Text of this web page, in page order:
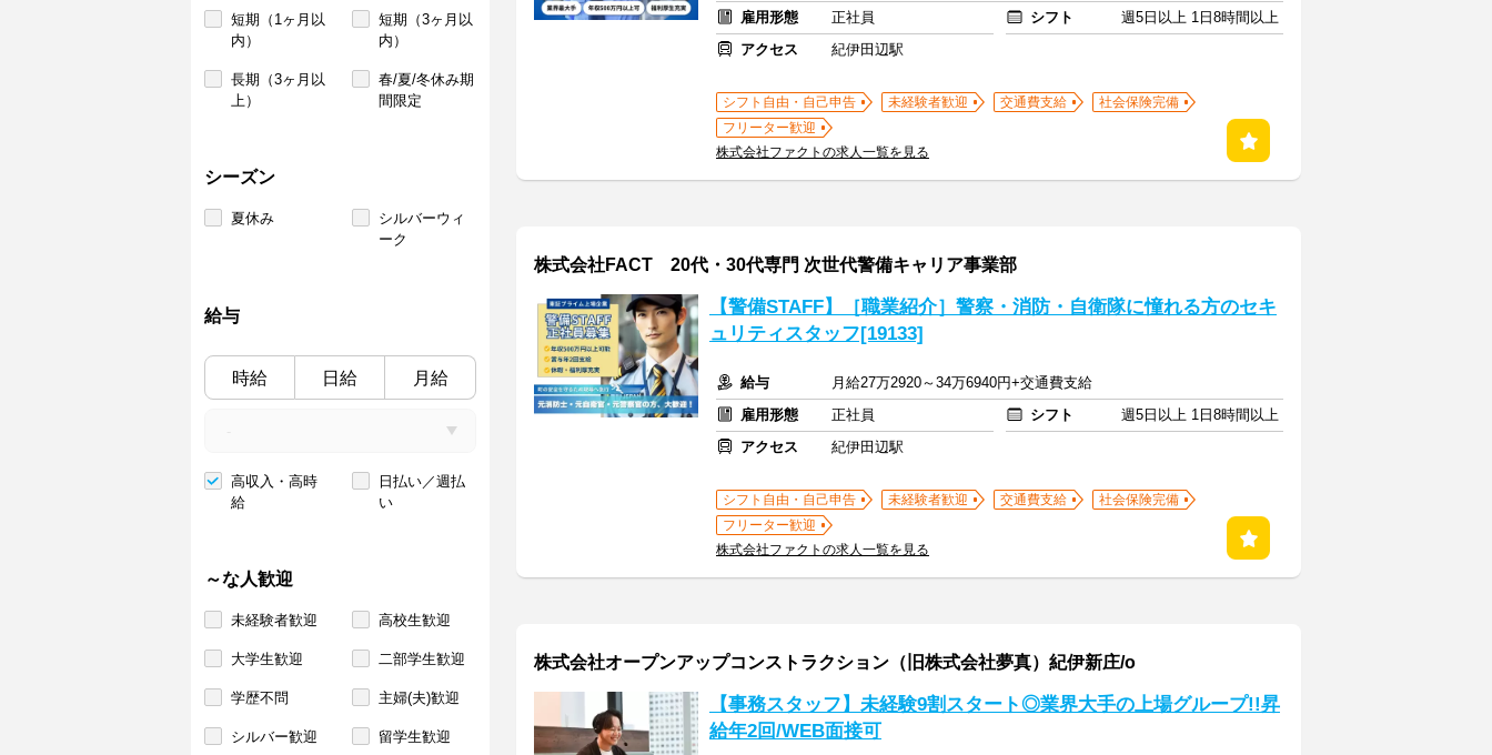
短期（1ヶ月以
内）
短期（3ヶ月以
内）
長期（3ヶ月以
上）
春/夏/冬休み期
間限定
シーズン
夏休み
シルバーウィ
ーク
給与
時給 日給 月給
高収入・高時
給
日払い／週払
い
～な人歓迎
未経験者歓迎 高校生歓迎
大学生歓迎 二部学生歓迎
学歴不問 主婦(夫)歓迎
シルバー歓迎 留学生歓迎
雇用形態
正社員 シフト
週5日以上 1日8時間以上
アクセス
紀伊田辺駅
シフト自由・自己申告 未経験者歓迎 交通費支給
社会保険完備
フリーター歓迎
株式会社ファクトの求人一覧を見る
株式会社FACT 20代・30代専門 次世代警備キャリア事業部
【警備STAFF】［職業紹介］警察・消防・自衛隊に憧れる方のセキ
ュリティスタッフ[19133]
給与
月給27万2920～34万6940円+交通費支給
雇用形態
正社員 シフト
週5日以上 1日8時間以上
アクセス
紀伊田辺駅
シフト自由・自己申告 未経験者歓迎 交通費支給
社会保険完備
フリーター歓迎
株式会社ファクトの求人一覧を見る
株式会社オープンアップコンストラクション（旧株式会社夢真）紀伊新庄/o
【事務スタッフ】未経験9割スタート◎業界大手の上場グループ!!昇
給年2回/WEB面接可